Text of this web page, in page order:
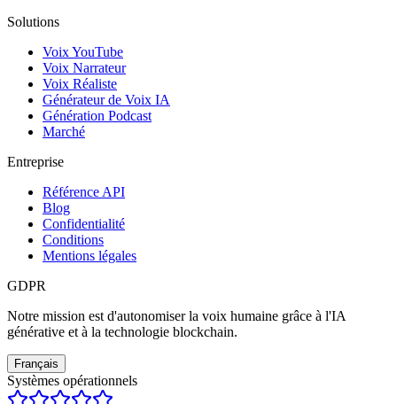
Solutions
Voix YouTube
Voix Narrateur
Voix Réaliste
Générateur de Voix IA
Génération Podcast
Marché
Entreprise
Référence API
Blog
Confidentialité
Conditions
Mentions légales
GDPR
Notre mission est d'autonomiser la voix humaine grâce à l'IA
générative et à la technologie blockchain.
Français
Systèmes opérationnels